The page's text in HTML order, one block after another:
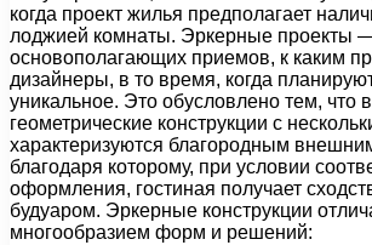
когда проект жилья предполагает
лоджией комнаты. Эркерные проекты
основополагающих приемов, к каким
дизайнеры, в то время, когда
уникальное. Это обусловлено тем, что
геометрические конструкции с
характеризуются благородным
благодаря которому, при условии
оформления, гостиная получает
будуаром. Эркерные конструкции
многообразием форм и решений: